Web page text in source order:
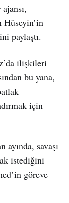
Hüseyin’in
paylaştı.
ilişkileri
bu yana,
için
savaşı
istediğini
göreve